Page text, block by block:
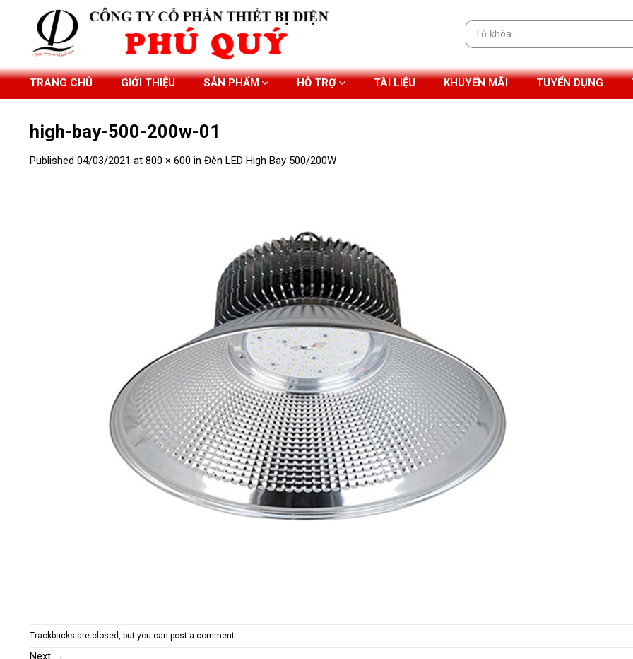
Tìm
kiếm:
TRANG CHỦ GIỚI THIỆU SẢN PHẨM HỖ TRỢ TÀI LIỆU KHUYẾN MÃI TUYỂN DỤNG
high-bay-500-200w-01
Published 04/03/2021 at 800 × 600 in Đèn LED High Bay 500/200W
Trackbacks are closed, but you can post a comment
Next →